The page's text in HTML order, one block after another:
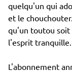
quelqu'un qui
et le
qu'un toutou soit
l'esprit tranquille.
L'abonnement